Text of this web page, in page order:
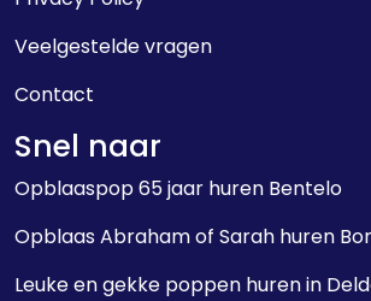
Veelgestelde vragen
Contact
Snel naar
Opblaaspop 65 jaar huren Bentelo
Opblaas Abraham of Sarah huren
Leuke en gekke poppen huren in